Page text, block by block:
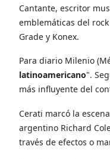
Cantante, escritor
emblemáticas del
Grade y Konex.
Para diario Milenio
latinoamericano".
más influyente del
Cerati marcó la
argentino Richard
través de efectos o